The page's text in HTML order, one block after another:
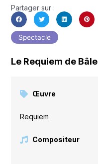
Partager sur :
Spectacle
Le Requiem de Bâle
Œuvre
Requiem
Compositeur